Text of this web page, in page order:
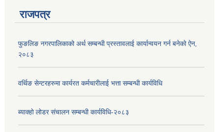
राजपत्र
फुङलिङ नगरपालिकाको अर्थ सम्बन्धी प्रस्तावलाई कार्यान्वयन गर्न बनेको ऐन‚
२०८३
वर्थिङ सेन्टरहरुमा कार्यरत कर्मचारीलाई भत्ता सम्बन्धी कार्यविधि
ब्याक्हो लोडर संचालन सम्बन्धी कार्यविधि-२०८३